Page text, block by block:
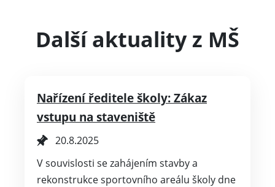
Další aktuality z MŠ
Nařízení ředitele školy: Zákaz
vstupu na staveniště
20.8.2025
V souvislosti se zahájením stavby a
rekonstrukce sportovního areálu školy dne